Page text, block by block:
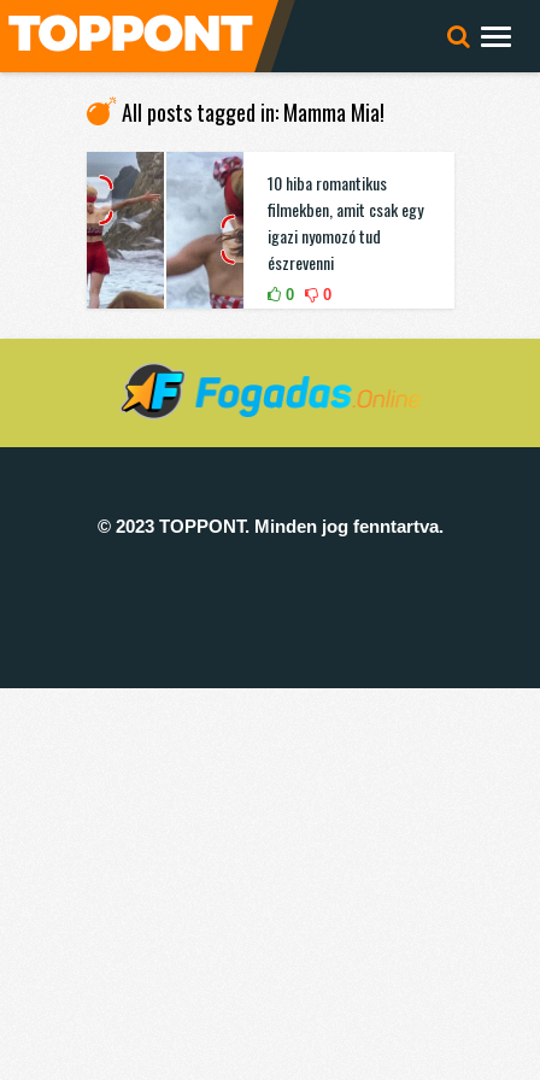
All posts tagged in: Mamma Mia!
10 hiba romantikus
filmekben, amit csak egy
igazi nyomozó tud
észrevenni
0 0
© 2023 TOPPONT. Minden jog fenntartva.